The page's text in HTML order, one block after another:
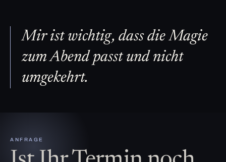
Mir ist wichtig, dass die Magie
zum Abend passt und nicht
umgekehrt.
ANFRAGE